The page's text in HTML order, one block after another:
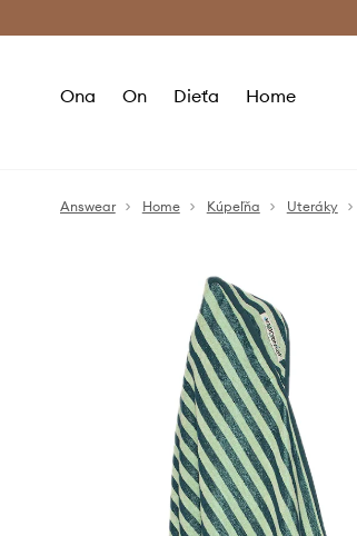
Ona On Dieťa Home
Answear Home Kúpeľňa Uteráky